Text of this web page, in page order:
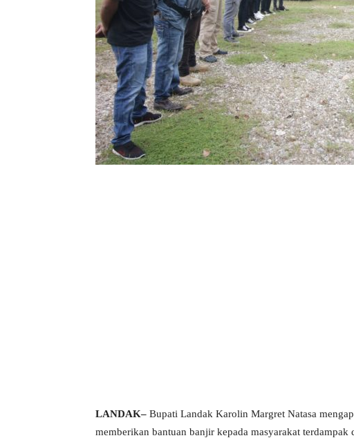
LANDAK– Bupati Landak Karolin Margret Natasa
memberikan bantuan banjir kepada masyarakat